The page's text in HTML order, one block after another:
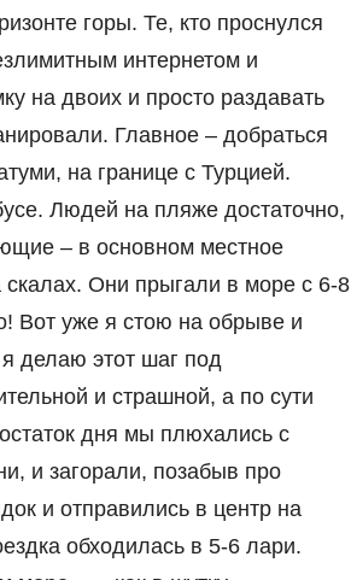
горы. Те, кто проснулся
интернетом и
на двоих и просто раздавать
Главное – добраться
на границе с Турцией.
Людей на пляже достаточно,
– в основном местное
Они прыгали в море с 6-8
Вот уже я стою на обрыве и
я делаю этот шаг под
и страшной, а по сути
дня мы плюхались с
и загорали, позабыв про
и отправились в центр на
обходилась в 5-6 лари.